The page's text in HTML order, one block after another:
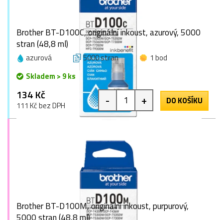
Brother BT-D100C, originální inkoust, azurový, 5000
stran (48,8 ml)
azurová 5000 stran
1 bod
Skladem > 9 ks
134 Kč
111 Kč bez DPH - + DO KOŠÍKU
Brother BT-D100M, originální inkoust, purpurový,